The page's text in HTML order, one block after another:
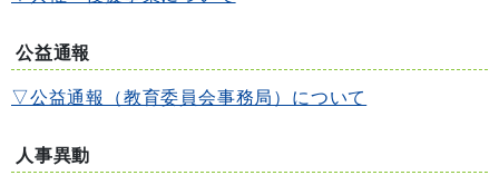
公益通報
▽公益通報（教育委員会事務局）について
人事異動